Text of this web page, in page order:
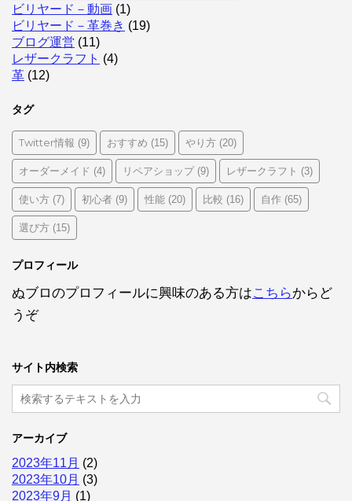
ビリヤード－動画 (1)
ビリヤード－革巻き (19)
ブログ運営 (11)
レザークラフト (4)
革 (12)
タグ
Twitter情報 (9) おすすめ (15) やり方 (20)
オーダーメイド (4) リペアショップ(9) レザークラフト (3)
使い方 (7) 初心者 (9) 性能 (20) 比較 (16) 自作 (65)
選び方 (15)
プロフィール
ぬブロのプロフィールに興味のある方はこちらからど
うぞ
サイト内検索
アーカイブ
2023年11月 (2)
2023年10月 (3)
2023年9月 (1)